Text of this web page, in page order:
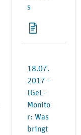
s
18.07.
2017 -
IGeL-
Monito
r: Was
bringt